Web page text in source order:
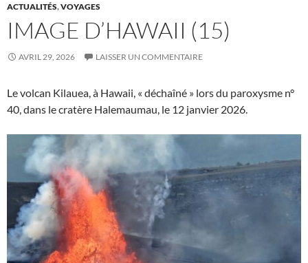
ACTUALITÉS,VOYAGES
IMAGE D’HAWAII (15)
AVRIL 29, 2026 LAISSER UN COMMENTAIRE
Le volcan Kilauea, à Hawaii, « déchaîné » lors du paroxysme n°
40, dans le cratère Halemaumau, le 12 janvier 2026.